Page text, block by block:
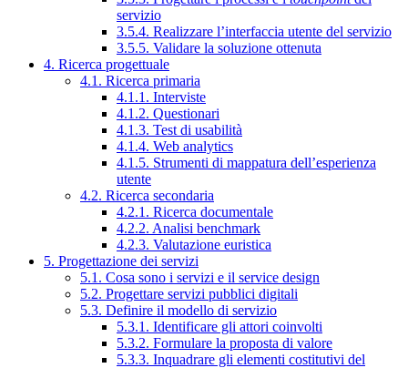
servizio
3.5.4. Realizzare l’interfaccia utente del servizio
3.5.5. Validare la soluzione ottenuta
4. Ricerca progettuale
4.1. Ricerca primaria
4.1.1. Interviste
4.1.2. Questionari
4.1.3. Test di usabilità
4.1.4. Web analytics
4.1.5. Strumenti di mappatura dell’esperienza
utente
4.2. Ricerca secondaria
4.2.1. Ricerca documentale
4.2.2. Analisi benchmark
4.2.3. Valutazione euristica
5. Progettazione dei servizi
5.1. Cosa sono i servizi e il service design
5.2. Progettare servizi pubblici digitali
5.3. Definire il modello di servizio
5.3.1. Identificare gli attori coinvolti
5.3.2. Formulare la proposta di valore
5.3.3. Inquadrare gli elementi costitutivi del